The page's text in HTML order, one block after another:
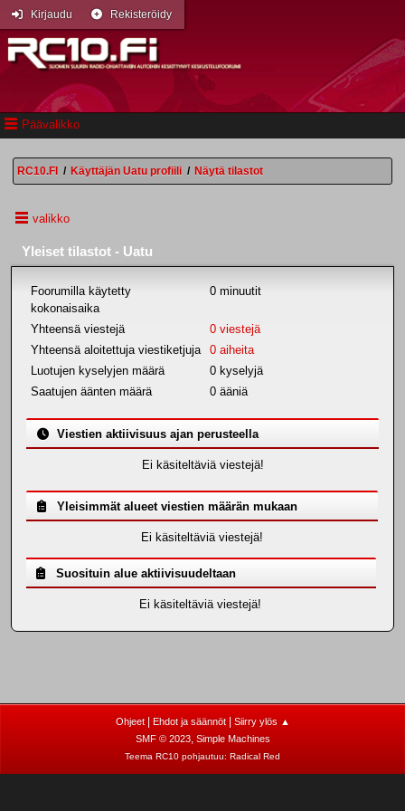
Päävalikko
Kirjaudu Rekisteröidy
RC10.FI / Käyttäjän Uatu profiili / Näytä tilastot
valikko
Yleiset tilastot - Uatu
Foorumilla käytetty
kokonaisaika
0 minuutit
Yhteensä viestejä
0 viestejä
Yhteensä aloitettuja viestiketjuja
0 aiheita
Luotujen kyselyjen määrä
0 kyselyjä
Saatujen äänten määrä
0 ääniä
Viestien aktiivisuus ajan perusteella
Ei käsiteltäviä viestejä!
Yleisimmät alueet viestien määrän mukaan
Ei käsiteltäviä viestejä!
Suosituin alue aktiivisuudeltaan
Ei käsiteltäviä viestejä!
Ohjeet| Ehdot ja säännöt|
Siirry ylös ▲
SMF © 2023, Simple Machines
Teema RC10 pohjautuu: Radical Red